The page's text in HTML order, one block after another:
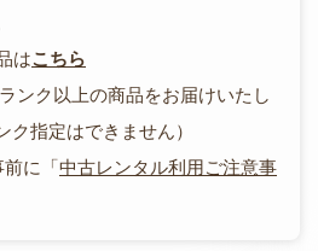
はこちら
ンク以上の商品をお届けいたし
ク指定はできません）
に「中古レンタル利用ご注意事